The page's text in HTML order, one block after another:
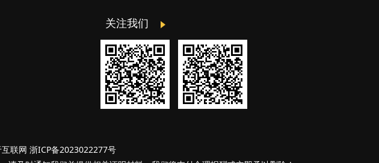
关注我们
联网 浙ICP备2023022277号